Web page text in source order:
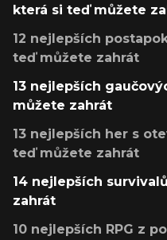
která si teď můžete
12 nejlepších
teď můžete zahrát
13 nejlepších
můžete zahrát
13 nejlepších her s
teď můžete zahrát
14 nejlepších
zahrát
10 nejlepších RPG z